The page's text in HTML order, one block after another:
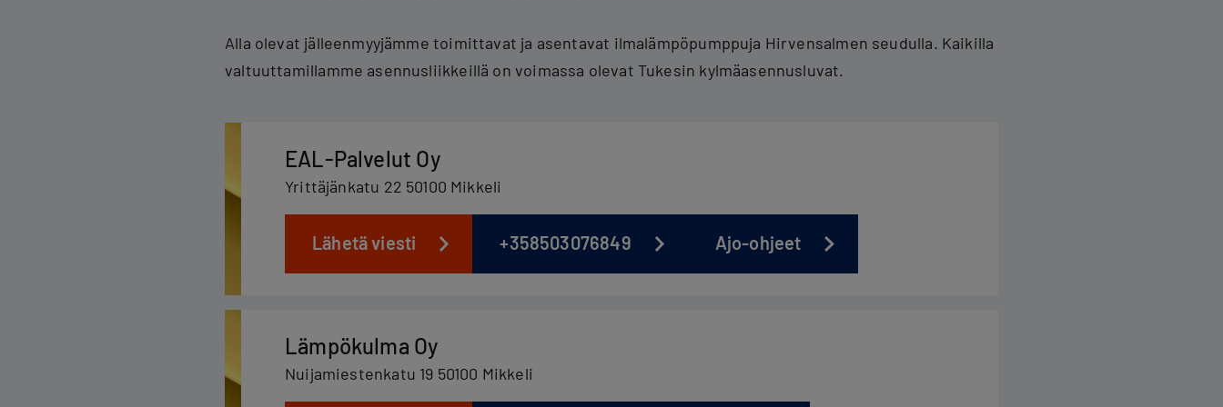
Alla olevat jälleenmyyjämme toimittavat ja asentavat ilmalämpöpumppuja Hirvensalmen seudulla. Kaikilla
valtuuttamillamme asennusliikkeillä on voimassa olevat Tukesin kylmäasennusluvat.
EAL-Palvelut Oy
Yrittäjänkatu 22 50100 Mikkeli
Lähetä viesti +358503076849 Ajo-ohjeet
Lämpökulma Oy
Nuijamiestenkatu 19 50100 Mikkeli